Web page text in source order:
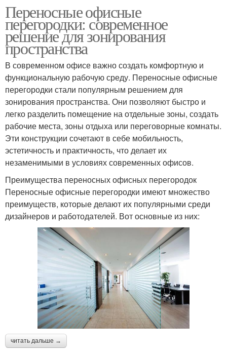
Переносные офисные
перегородки: современное
решение для зонирования
пространства
В современном офисе важно создать комфортную и
функциональную рабочую среду. Переносные офисные
перегородки стали популярным решением для
зонирования пространства. Они позволяют быстро и
легко разделить помещение на отдельные зоны, создать
рабочие места, зоны отдыха или переговорные комнаты.
Эти конструкции сочетают в себе мобильность,
эстетичность и практичность, что делает их
незаменимыми в условиях современных офисов.
Преимущества переносных офисных перегородок
Переносные офисные перегородки имеют множество
преимуществ, которые делают их популярными среди
дизайнеров и работодателей. Вот основные из них:
читать дальше →